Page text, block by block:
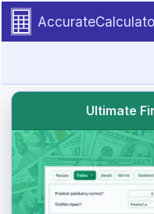
Go to tutorial content
Ultimate